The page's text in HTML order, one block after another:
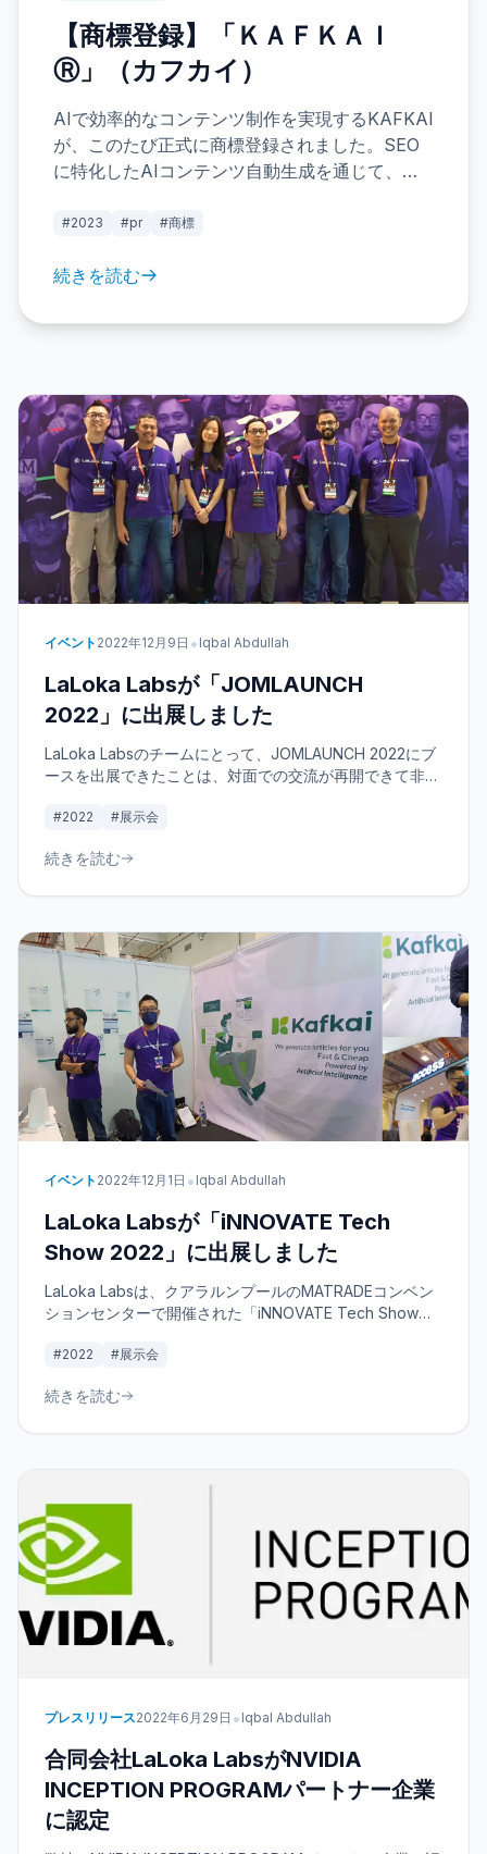
【商標登録】「ＫＡＦＫＡＩ
Ⓡ」（カフカイ）
AIで効率的なコンテンツ制作を実現するKAFKAI
が、このたび正式に商標登録されました。SEO
に特化したAIコンテンツ自動生成を通じて、文
ポートします。今後のブランド展開にご期待く
#2023 #pr #商標
続きを読む
イベント 2022年12月9日 • Iqbal Abdullah
LaLoka Labsが「JOMLAUNCH
2022」に出展しました
LaLoka Labsのチームにとって、JOMLAUNCH 2022にブ
ースを出展できたことは、対面での交流が再開できて非常
技術イベントである同展示会は、起業家や開発者が革新的
るためのプラットフォームとして機能しました。
#2022 #展示会
続きを読む
イベント 2022年12月1日 • Iqbal Abdullah
LaLoka Labsが「iNNOVATE Tech
Show 2022」に出展しました
LaLoka Labsは、クアラルンプールのMATRADEコンベン
ションセンターで開催された「iNNOVATE Tech Show
イベントにブースを出展しました。
#2022 #展示会
続きを読む
プレスリリース2022年6月29日 • Iqbal Abdullah
合同会社LaLoka LabsがNVIDIA
INCEPTION PROGRAMパートナー企業
に認定